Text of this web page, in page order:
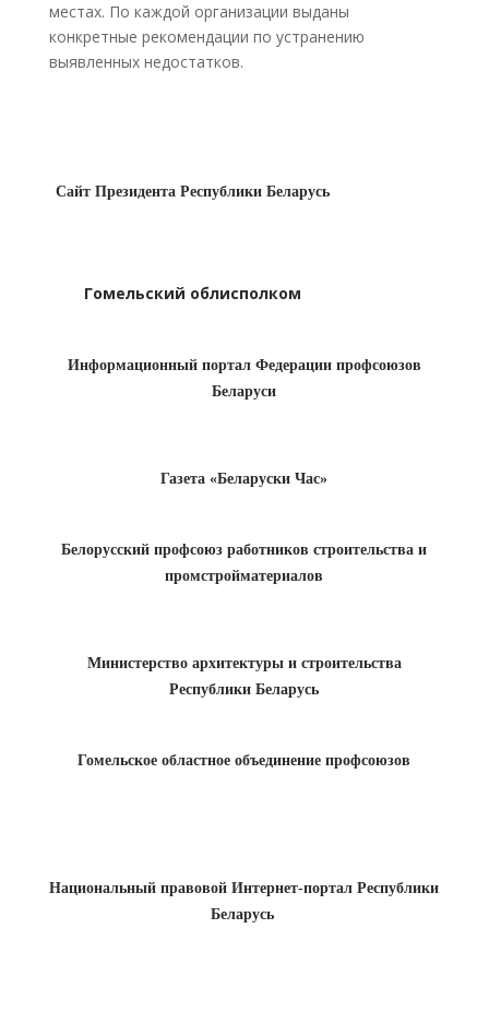
местах. По каждой организации выданы
конкретные рекомендации по устранению
выявленных недостатков.
Сайт Президента Республики Беларусь
Гомельский облисполком
Информационный портал Федерации профсоюзов
Беларуси
Газета «Беларуски Час»
Белорусский профсоюз работников строительства и
промстройматериалов
Министерство архитектуры и строительства
Республики Беларусь
Гомельское областное объединение профсоюзов
Национальный правовой Интернет-портал Республики
Беларусь